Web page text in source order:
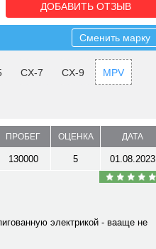
ДОБАВИТЬ ОТЗЫВ
Сменить марку
CX-7 CX-9 MPV
ПРОБЕГ ОЦЕНКА ДАТА
130000 5 01.08.2023
электрикой - вааще не